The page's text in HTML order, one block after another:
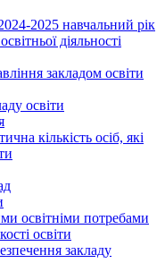
2025 навчальний рік
діяльності
закладом освіти
освіти
кількість осіб, які
освітніми потребами
освіти
закладу